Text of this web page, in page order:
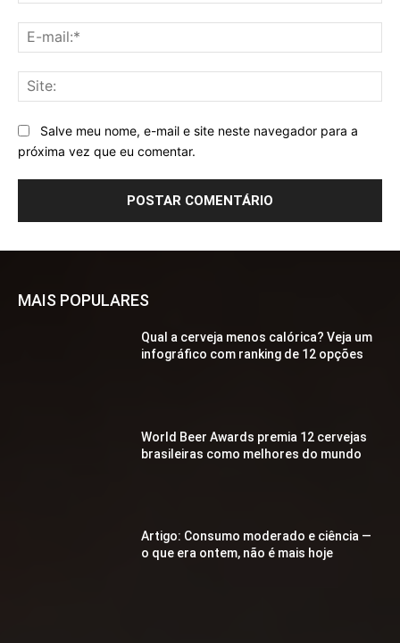
Salve meu nome, e-mail e site neste navegador para a
próxima vez que eu comentar.
MAIS POPULARES
Qual a cerveja menos calórica? Veja um
infográfico com ranking de 12 opções
World Beer Awards premia 12 cervejas
brasileiras como melhores do mundo
Artigo: Consumo moderado e ciência —
o que era ontem, não é mais hoje